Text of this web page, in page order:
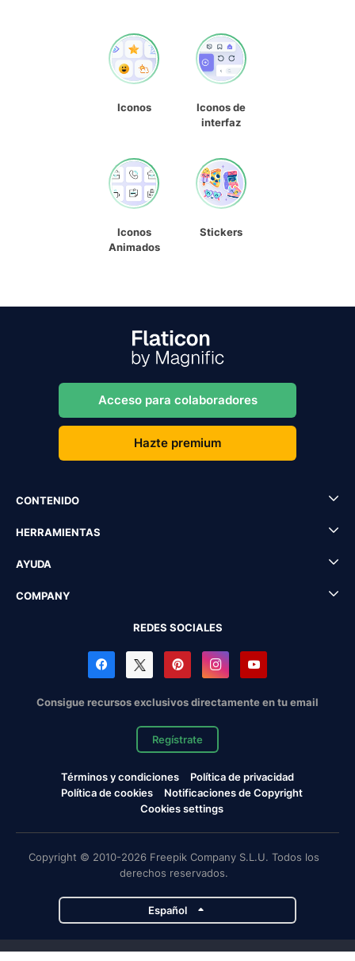
Iconos
Iconos de
interfaz
Iconos
Animados
Stickers
Acceso para colaboradores
Hazte premium
CONTENIDO
HERRAMIENTAS
AYUDA
COMPANY
REDES SOCIALES
Consigue recursos exclusivos directamente en tu email
Regístrate
Términos y condiciones
Política de privacidad
Política de cookies
Notificaciones de Copyright
Cookies settings
Copyright © 2010-2026 Freepik Company S.L.U. Todos los
derechos reservados.
Español